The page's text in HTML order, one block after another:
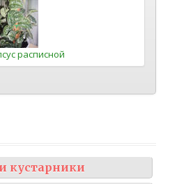
расписной
кустарники